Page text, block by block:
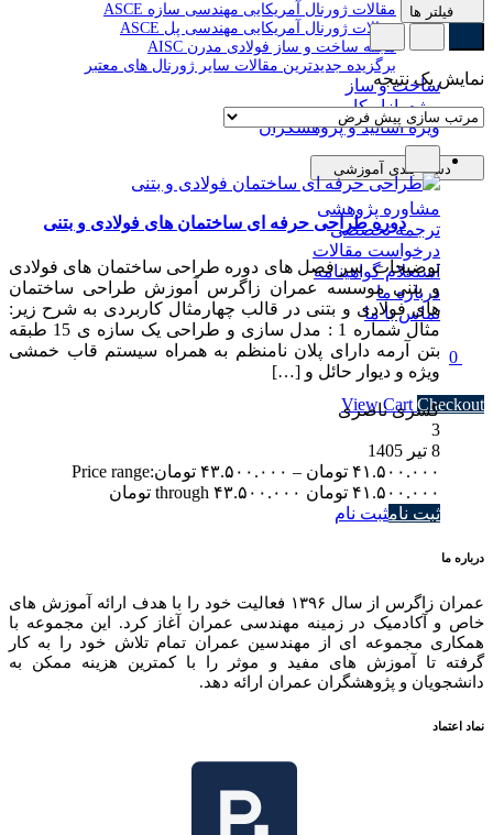
مقالات ژورنال آمریکایی مهندسی سازه ASCE
مقالات ژورنال آمریکایی مهندسی پل ASCE
مجله ساخت و ساز فولادی مدرن AISC
برگزیده جدیدترین مقالات سایر ژورنال های معتبر
ساخت و ساز
ویژه بازار کار
ویژه اساتید و پژوهشگران
دسته بندی آموزشی
مشاوره پژوهشی
ترجمه تخصصی
درخواست مقالات
استعلام گواهینامه
درباره ما
تماس با ما
0
Subtotal ۰ تومان
View Cart Checkout
فیلتر ها
نمایش یک نتیجه
دوره طراحی حرفه ای ساختمان های فولادی و بتنی
توضیحات سر فصل های دوره طراحی ساختمان های فولادی
و بتنی موسسه عمران زاگرس آموزش طراحی ساختمان
های فولادی و بتنی در قالب چهارمثال کاربردی به شرح زیر:
مثال شماره 1 : مدل سازی و طراحی یک سازه ی 15 طبقه
بتن آرمه دارای پلان نامنظم به همراه سیستم قاب خمشی
ویژه و دیوار حائل و […]
کسری ناصری
3
8 تیر 1405
۴۱.۵۰۰.۰۰۰ تومان – ۴۳.۵۰۰.۰۰۰ تومانPrice range:
۴۱.۵۰۰.۰۰۰ تومان through ۴۳.۵۰۰.۰۰۰ تومان
ثبت نامثبت نام
درباره ما
عمران زاگرس از سال ۱۳۹۶ فعالیت خود را با هدف ارائه آموزش های
خاص و آکادمیک در زمینه مهندسی عمران آغاز کرد. این مجموعه با
همکاری مجموعه ای از مهندسین عمران تمام تلاش خود را به کار
گرفته تا آموزش های مفید و موثر را با کمترین هزینه ممکن به
دانشجویان و پژوهشگران عمران ارائه دهد.
نماد اعتماد